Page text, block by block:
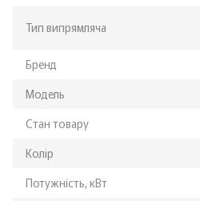
Тип випрямляча
Бренд
Модель
Стан товару
Колір
Потужність, кВт